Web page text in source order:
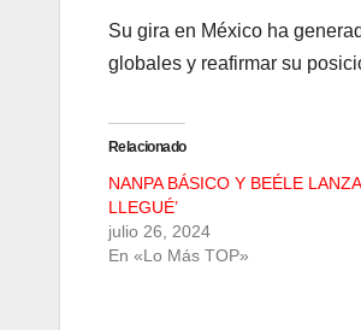
Su gira en México ha
globales y reafirmar su
Relacionado
NANPA BÁSICO Y BEÉLE
LLEGUÉ’
julio 26, 2024
En «Lo Más TOP»